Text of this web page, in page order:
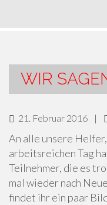
WIR
21. Februar 2016 |
An alle unsere
arbeitsreichen Tag
Teilnehmer, die es
mal wieder nach
findet ihr ein paar